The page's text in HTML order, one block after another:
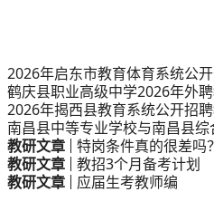
2026年启东市教育体育系统公
鹤庆县职业高级中学2026年外
2026年揭西县教育系统公开招
南昌县中等专业学校与南昌县
职与普
教研文章 特岗条件真的很差吗
教研文章 教招3个月备考计划
教研文章
应届生考教师编